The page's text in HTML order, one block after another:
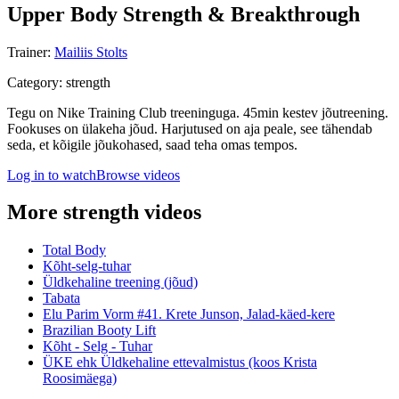
Upper Body Strength & Breakthrough
Trainer: Mailiis Stolts
Category: strength
Tegu on Nike Training Club treeninguga. 45min kestev jõutreening.
Fookuses on ülakeha jõud. Harjutused on aja peale, see tähendab
seda, et kõigile jõukohased, saad teha omas tempos.
Log in to watchBrowse videos
More strength videos
Total Body
Kõht-selg-tuhar
Üldkehaline treening (jõud)
Tabata
Elu Parim Vorm #41. Krete Junson, Jalad-käed-kere
Brazilian Booty Lift
Kõht - Selg - Tuhar
ÜKE ehk Üldkehaline ettevalmistus (koos Krista
Roosimäega)